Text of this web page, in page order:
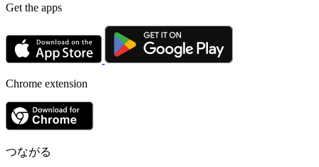
Get the apps
Chrome extension
つながる